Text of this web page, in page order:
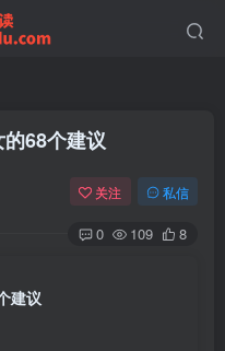
68个建议
关注 私信
0 109 8
建议